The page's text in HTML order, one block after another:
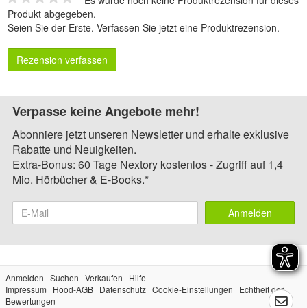
Produkt abgegeben.
Seien Sie der Erste. Verfassen Sie jetzt eine Produktrezension.
Rezension verfassen
Verpasse keine Angebote mehr!
Abonniere jetzt unseren Newsletter und erhalte exklusive
Rabatte und Neuigkeiten.
Extra-Bonus: 60 Tage Nextory kostenlos - Zugriff auf 1,4
Mio. Hörbücher & E-Books.*
Anmelden
Anmelden Suchen Verkaufen
Hilfe
Impressum
Hood-AGB Datenschutz Cookie-Einstellungen
Echtheit der
Bewertungen